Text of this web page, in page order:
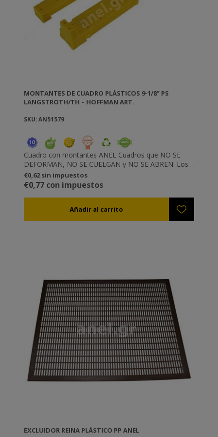
MONTANTES DE CUADRO PLÁSTICOS 9-1/8” PS
LANGSTROTH/TH – HOFFMAN ART.
SKU: AN51579
Cuadro con montantes ANEL Cuadros que NO SE
DEFORMAN, NO SE CUELGAN y NO SE ABREN. Los
montantes están disponibles por separado también.
Les da la oportunidad de construir sus propios
cuadros. Sólo hace falta conectar los dos montantes
construir fácilmente son sencillas herramientas de
carpintería).
€0,62 sin impuestos
€0,77 con impuestos
EXCLUIDOR REINA PLÁSTICO PP ANEL